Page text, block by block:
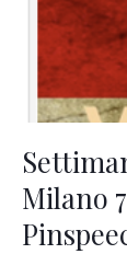
Milano
Pinspeech
con
Berto
Salotti!